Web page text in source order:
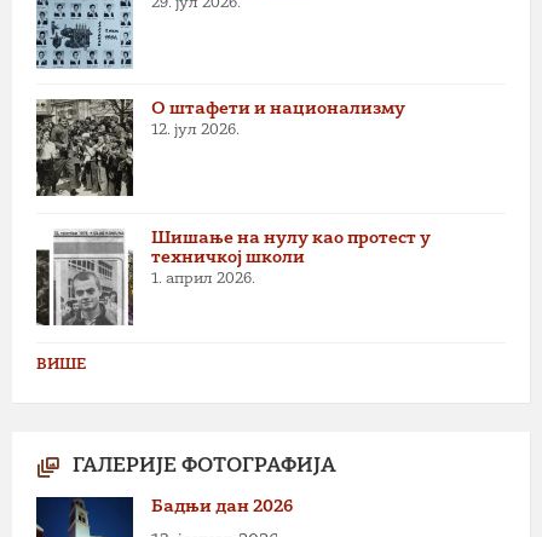
29. јул 2026.
О штафети и национализму
12. јул 2026.
Шишање на нулу као протест у
техничкој школи
1. април 2026.
ВИШЕ
ГАЛЕРИЈЕ ФОТОГРАФИЈА
Бадњи дан 2026